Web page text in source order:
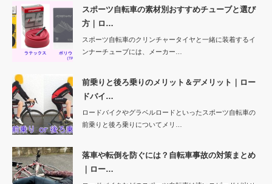
スポーツ自転車の素材別おすすめチューブと選び
方｜ロ…
スポーツ自転車のクリンチャータイヤと一緒に装着するイ
ンナーチューブには、メーカー…
前乗りと後ろ乗りのメリット＆デメリット｜ロー
ドバイ…
ロードバイクやグラベルロードといったスポーツ自転車の
前乗りと後ろ乗りについてメリ…
落車や転倒を防ぐには？自転車事故の対策まとめ
｜ロー…